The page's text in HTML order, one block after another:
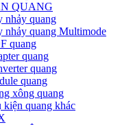
QUANG
nhảy quang
nhảy quang Multimode
quang
quang
quang
quang
xông quang
kiện quang khác